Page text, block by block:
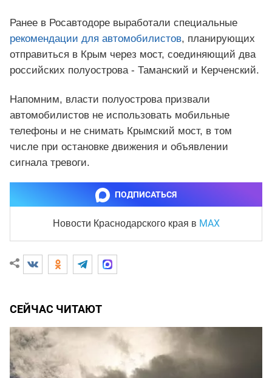
Ранее в Росавтодоре выработали специальные
рекомендации для автомобилистов, планирующих
отправиться в Крым через мост, соединяющий два
российских полуострова - Таманский и Керченский.
Напомним, власти полуострова призвали
автомобилистов не использовать мобильные
телефоны и не снимать Крымский мост, в том
числе при остановке движения и объявлении
сигнала тревоги.
ПОДПИСАТЬСЯ
Новости Краснодарского края в MAX
СЕЙЧАС ЧИТАЮТ